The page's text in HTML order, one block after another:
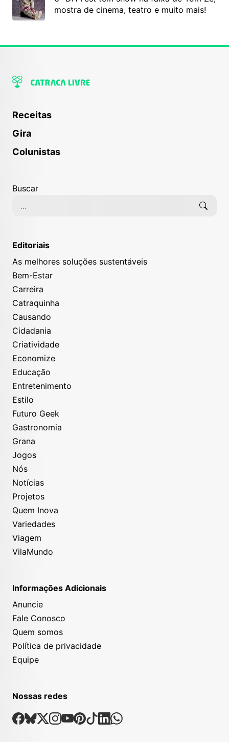
mostra de cinema, teatro e muito mais!
Receitas
Gira
Colunistas
Buscar
Editoriais
As melhores soluções sustentáveis
Bem-Estar
Carreira
Catraquinha
Causando
Cidadania
Criatividade
Economize
Educação
Entretenimento
Estilo
Futuro Geek
Gastronomia
Grana
Jogos
Nós
Notícias
Projetos
Quem Inova
Variedades
Viagem
VilaMundo
Informações Adicionais
Anuncie
Fale Conosco
Quem somos
Política de privacidade
Equipe
Nossas redes
Nossas Redes Sociais
Facebook
Bsky
X Instagram
Youtube
Pinterest
TiktokLinkedin
Whatsapp